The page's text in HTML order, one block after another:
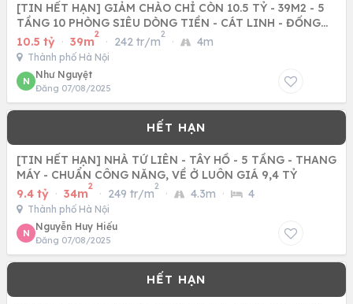
[TIN HẾT HẠN] GIẢM CHÀO CHỈ CÒN 10.5 TỶ - 39M2 - 5
TẦNG 10 PHÒNG SIÊU DÒNG TIỀN - CÁT LINH - ĐỐNG
ĐA
10.5 tỷ · 39m
2
· 242 tr/m
2
· 4m
Thành phố Hà Nội
N
Như Nguyệt
Đăng 07/08/2025
[TIN HẾT HẠN] NHÀ TỨ LIÊN - TÂY HỒ - 5 TẦNG - THANG
MÁY - CHUẨN CÔNG NĂNG, VỀ Ở LUÔN GIÁ 9,4 TỶ
9.4 tỷ · 34m
2
· 249 tr/m
2
· 4.3m · 4
Thành phố Hà Nội
N
Nguyễn Huy Hiếu
Đăng 07/08/2025